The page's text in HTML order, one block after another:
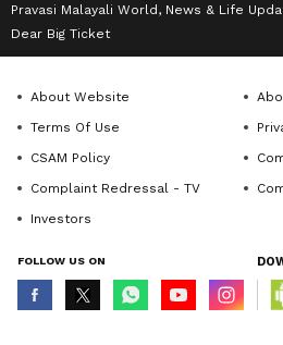
Pravasi Malayali World, News & Life
Dear Big Ticket
About Website
Terms Of Use
CSAM Policy
Complaint Redressal - TV
Investors
FOLLOW US ON